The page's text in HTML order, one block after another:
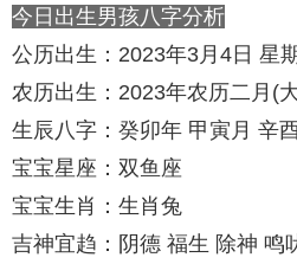
今日出生男孩八字分析
公历出生：2023年3月4日 星
农历出生：2023年农历二月(
生辰八字：癸卯年 甲寅月 辛
宝宝星座：双鱼座
宝宝生肖：生肖兔
吉神宜趋：阴德 福生 除神 鸣